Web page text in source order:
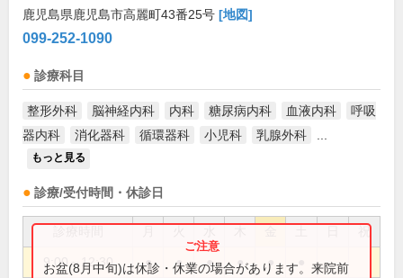
鹿児島県鹿児島市高麗町43番25号 [地図]
099-252-1090
診療科目
整形外科 脳神経内科 内科 糖尿病内科 血液内科
呼吸
器内科
消化器科 循環器科 小児科 乳腺外科
もっと見る
診療/受付時間・休診日
祝
9:00～12:30 ● ● ● ● ●
お盆(8月中旬)は休診・休業の場合があります。来院前